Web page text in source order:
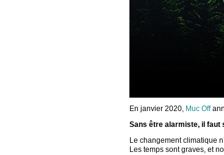
En janvier 2020, Muc Off
Sans être alarmiste, il faut
Le changement climatique
Les temps sont graves, et